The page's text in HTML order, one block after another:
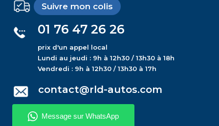
Suivre mon colis
01 76 47 26 26
prix d'un appel local
Lundi au jeudi : 9h à 12h30 / 13h30 à 18h
Vendredi : 9h à 12h30 / 13h30 à 17h
contact@rld-autos.com